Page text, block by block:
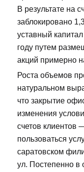
В результате на
заблокировано
уставный
году путем
акций примерно
Роста объемов
натуральном
что закрытие
изменения
счетов клиентов
пользоваться
саратовском
ул. Постепенно в